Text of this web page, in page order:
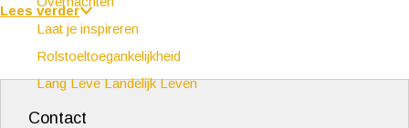
Laat je inspireren
Rolstoeltoegankelijkheid
Lang Leve Landelijk Leven
Lees verder
Contact